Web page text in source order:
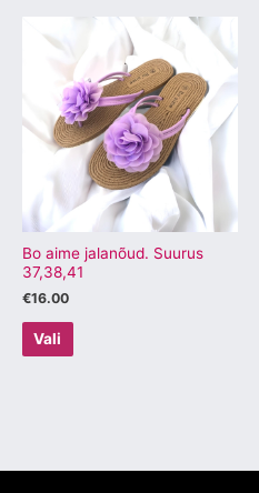
Bo aime jalanõud. Suurus
37,38,41
€16.00
Vali
on
mitu
varianti.
Valikuid
saab
tootelehel.